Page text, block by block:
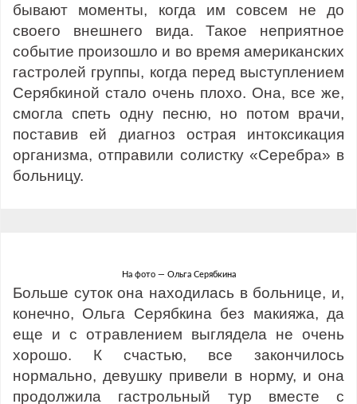
бывают моменты, когда им совсем не до
своего внешнего вида. Такое неприятное
событие произошло и во время американских
гастролей группы, когда перед выступлением
Серябкиной стало очень плохо. Она, все же,
смогла спеть одну песню, но потом врачи,
поставив ей диагноз острая интоксикация
организма, отправили солистку «Серебра» в
больницу.
На фото — Ольга Серябкина
Больше суток она находилась в больнице, и,
конечно, Ольга Серябкина без макияжа, да
еще и с отравлением выглядела не очень
хорошо. К счастью, все закончилось
нормально, девушку привели в норму, и она
продолжила гастрольный тур вместе с